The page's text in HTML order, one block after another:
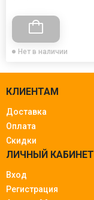
Нет в наличии
КЛИЕНТАМ
Доставка
Оплата
Скидки
ЛИЧНЫЙ КАБИНЕТ
Вход
Регистрация